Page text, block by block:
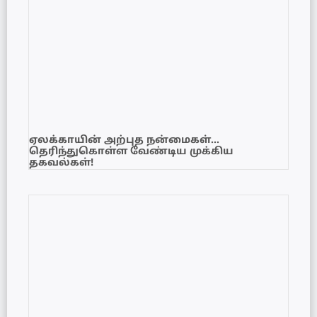
ஏலக்காயின் அற்புத நன்மைகள்…
தெரிந்துகொள்ள வேண்டிய முக்கிய
தகவல்கள்!